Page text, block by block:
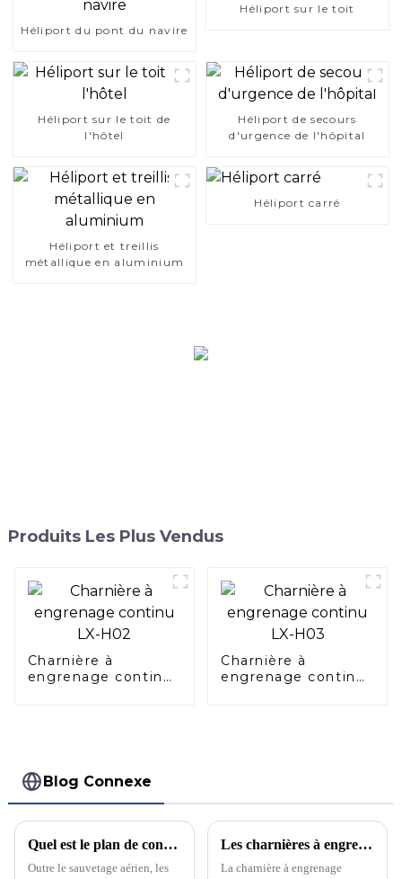
Héliport du pont du navire
Héliport sur le toit
Héliport sur le toit de
l'hôtel
Héliport de secours
d'urgence de l'hôpital
Héliport et treillis
métallique en aluminium
Héliport carré
Produits Les Plus Vendus
Charnière à
engrenage continu
Charnière à
engrenage continu
Blog Connexe
Quel est le plan de construction de l'héliport ?
Outre le sauvetage aérien, les
Les charnières à engrenage continu d'une quantité de 800 ont toutes été emballées et attendent la livraison.
La charnière à engrenage